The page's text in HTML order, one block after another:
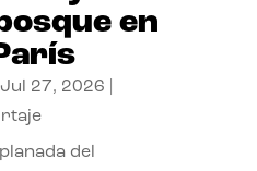
en
Jul 27, 2026
del